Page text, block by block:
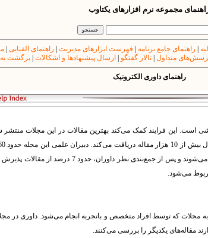
مجموعه نرم افزارهای یکتاوب
راهنمای جامع برنامه فهرست ابزارهای مدیریت راهنمای الفبایی |
متداول تالار گفتگو ارسال پیشنهادها و اشکالات برگشت به
راهنمای داوری الکترونیک
است. این فرایند کمک می‌کند بهترین مقالات در این مجلات منتشر
داوری رد می‌کنند. بقیه‌ی مقالات برای دو یا چند داور فرستاده
می‌شود.